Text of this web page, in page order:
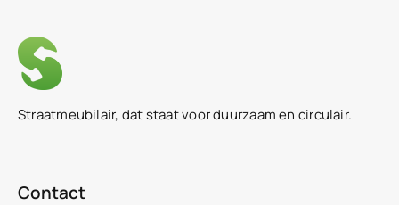
Straatmeubilair, dat staat voor duurzaam en circulair.
Contact